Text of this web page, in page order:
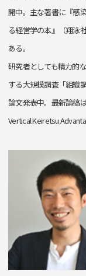
開中。主な著書に『感
る経営学の本』（翔泳
ある。
研究者としても精力的
する大規模調査「組織
論文発表中。最新論稿
Vertical Keiretsu